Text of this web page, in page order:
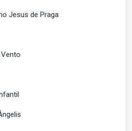
Jesus de Praga